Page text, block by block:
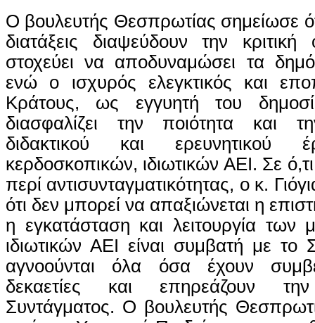
Ο βουλευτής Θεσπρωτίας σημείωσε
διατάξεις διαψεύδουν την
στοχεύει να αποδυναμώσει τα
ενώ ο ισχυρός ελεγκτικός και
Κράτους, ως εγγυητή του
διασφαλίζει την ποιότητα και
διδακτικού και
κερδοσκοπικών, ιδιωτικών ΑΕΙ. Σε
περί αντισυνταγματικότητας, ο κ.
ότι δεν μπορεί να απαξιώνεται η
η εγκατάσταση και λειτουργία των
ιδιωτικών ΑΕΙ είναι συμβατή με το
αγνοούνται όλα όσα έχουν
δεκαετίες και επηρεάζουν
Συντάγματος. Ο βουλευτής